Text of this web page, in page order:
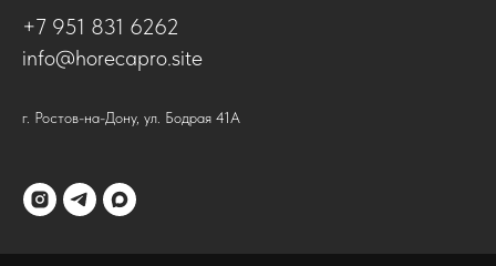
+7 951 831 6262
info@horecapro.site
г. Ростов-на-Дону, ул. Бодрая 41А